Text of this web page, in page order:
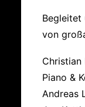
von
Christian
Piano &
Andreas